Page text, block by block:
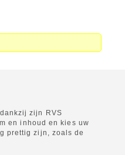
zijn RVS
en inhoud en kies uw
prettig zijn, zoals de